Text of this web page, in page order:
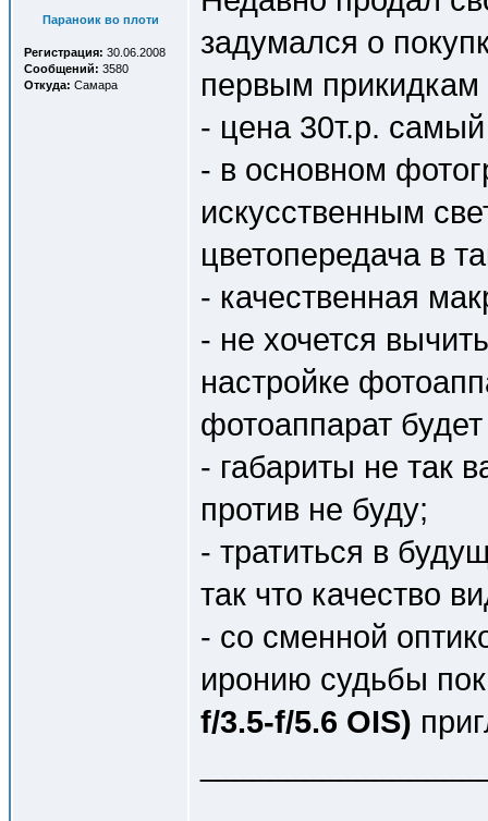
Параноик во плоти
Регистрация: 30.06.2008
Сообщений: 3580
Откуда: Самара
задумался о
первым прикидкам
- цена 30т.р.
- в основном
искусственным
цветопередача в
- качественная
- не хочется
настройке
фотоаппарат
- габариты не так
против не буду;
- тратиться в
так что качество
- со сменной
иронию судьбы
f/3.5-f/5.6 OIS)